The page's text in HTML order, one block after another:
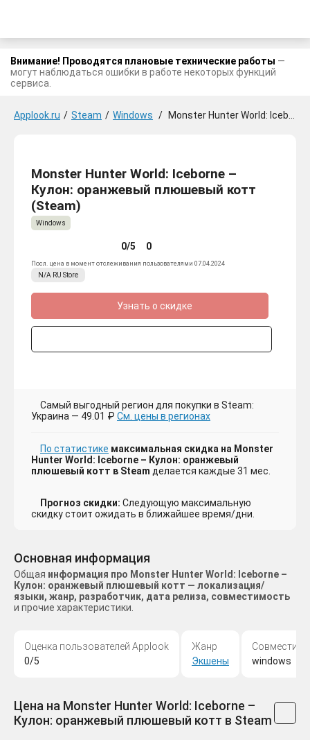
Внимание! Проводятся плановые технические работы —
могут наблюдаться ошибки в работе некоторых функций
сервиса.
Applook.ru / Steam / Windows / Monster Hunter World: Iceborne - Кулон: оранжевый плюшевый котт
Monster Hunter World: Iceborne –
Кулон: оранжевый плюшевый котт
(Steam)
Windows
0/5 0
Посл. цена в момент отслеживания пользователями 07.04.2024
N/A RU Store
Узнать о скидке
Самый выгодный регион для покупки в Steam:
Украина — 49.01 ₽ См. цены в регионах
По статистике максимальная скидка на Monster
Hunter World: Iceborne – Кулон: оранжевый
плюшевый котт в Steam делается каждые 31 мес.
Прогноз скидки: Следующую максимальную
скидку стоит ожидать в ближайшее время/дни.
Основная информация
Общая информация про Monster Hunter World: Iceborne –
Кулон: оранжевый плюшевый котт — локализация/
языки, жанр, разработчик, дата релиза, совместимость
и прочие характеристики.
Оценка пользователей Applook
0/5
Жанр
Экшены
windows
Цена на Monster Hunter World: Iceborne –
Кулон: оранжевый плюшевый котт в Steam